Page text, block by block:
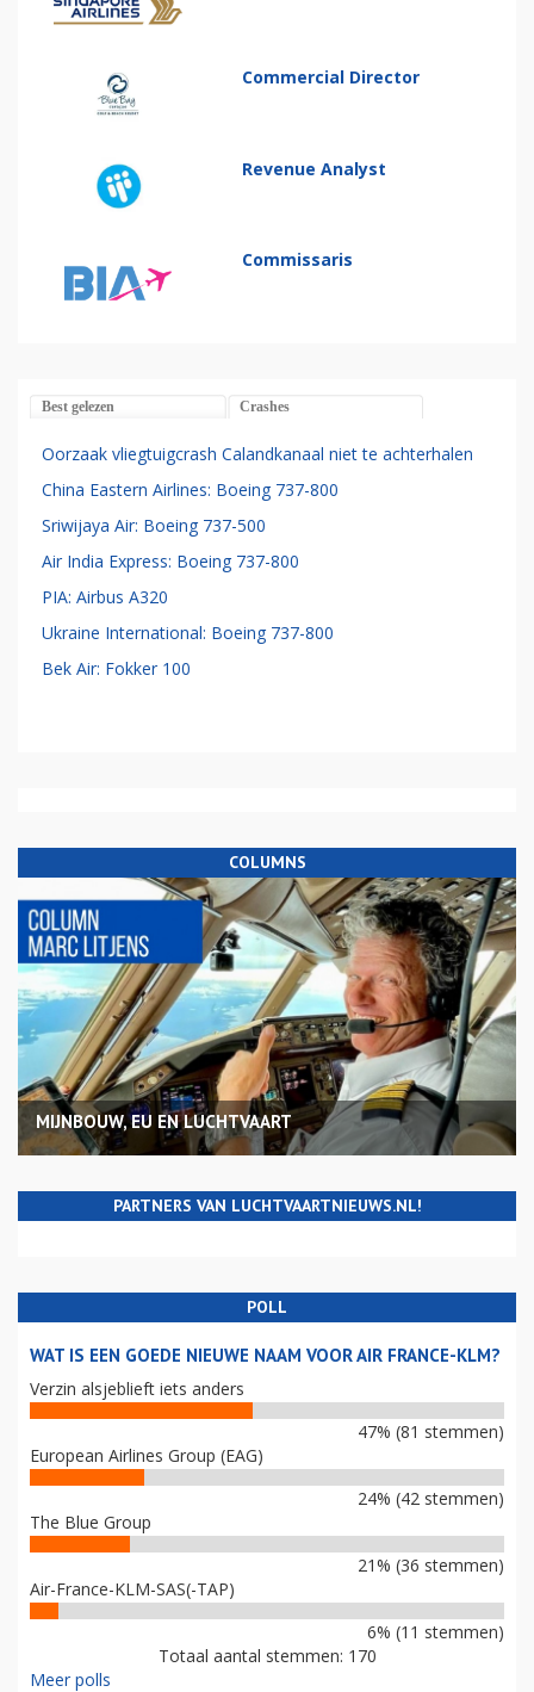
Commercial Director
Revenue Analyst
Commissaris
Best gelezen Crashes
Oorzaak vliegtuigcrash Calandkanaal niet te achterhalen
China Eastern Airlines: Boeing 737-800
Sriwijaya Air: Boeing 737-500
Air India Express: Boeing 737-800
PIA: Airbus A320
Ukraine International: Boeing 737-800
Bek Air: Fokker 100
COLUMNS
MIJNBOUW, EU EN LUCHTVAART
PARTNERS VAN LUCHTVAARTNIEUWS.NL!
POLL
WAT IS EEN GOEDE NIEUWE NAAM VOOR AIR FRANCE-KLM?
Verzin alsjeblieft iets anders
47% (81 stemmen)
European Airlines Group (EAG)
24% (42 stemmen)
The Blue Group
21% (36 stemmen)
Air-France-KLM-SAS(-TAP)
6% (11 stemmen)
Totaal aantal stemmen: 170
Meer polls